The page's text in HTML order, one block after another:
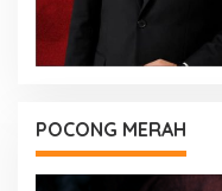
POCONG MERAH